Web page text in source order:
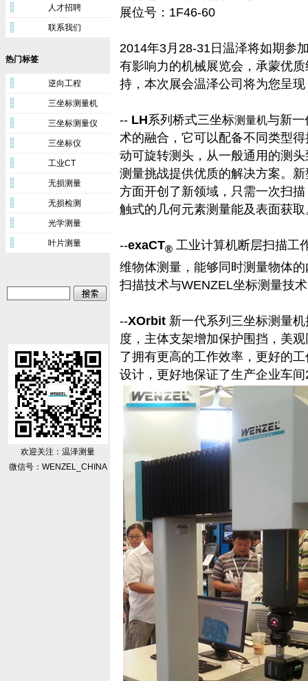
人才招聘
联系我们
热门标签
逆向工程
三坐标测量机
三坐标测量仪
三坐标仪
工业CT
无损测量
无损检测
光学测量
叶片测量
欢迎关注：温泽测量
微信号：WENZEL_CHINA
展位号：1F46-60
2014年3月28-31日温泽将如期参
有影响力的机械展览会，承蒙优
持，本次展会温泽公司将为您呈现
-- LH系列桥式三坐标测量机与新一
术的融合，它可以配备不同类型
动可旋转测头，从一般通用的测
测量挑战提供优质的解决方案。
方面开创了新领域，只需一次扫
触式的几何元素测量能及表面获取
--exaCT® 工业计算机断层扫描工
维物体测量，能够同时测量物体
扫描技术与WENZEL坐标测量技
--XOrbit 新一代系列三坐标测量
度，主体支架增加保护围挡，美
了拥有更高的工作效率，更好的
设计，更好地保证了生产企业车